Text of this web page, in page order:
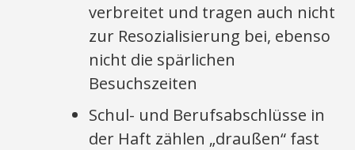
verbreitet und tragen auch nicht
zur Resozialisierung bei, ebenso
nicht die spärlichen
Besuchszeiten
Schul- und Berufsabschlüsse in
der Haft zählen „draußen“ fast